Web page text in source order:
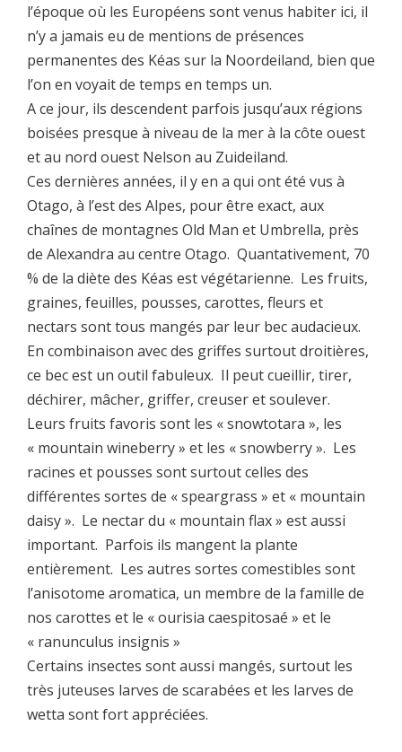
l’époque où les Européens sont venus habiter ici, il
n’y a jamais eu de mentions de présences
permanentes des Kéas sur la Noordeiland, bien que
l’on en voyait de temps en temps un.
A ce jour, ils descendent parfois jusqu’aux régions
boisées presque à niveau de la mer à la côte ouest
et au nord ouest Nelson au Zuideiland.
Ces dernières années, il y en a qui ont été vus à
Otago, à l’est des Alpes, pour être exact, aux
chaînes de montagnes Old Man et Umbrella, près
de Alexandra au centre Otago. Quantativement, 70
% de la diète des Kéas est végétarienne. Les fruits,
graines, feuilles, pousses, carottes, fleurs et
nectars sont tous mangés par leur bec audacieux.
En combinaison avec des griffes surtout droitières,
ce bec est un outil fabuleux. Il peut cueillir, tirer,
déchirer, mâcher, griffer, creuser et soulever.
Leurs fruits favoris sont les « snowtotara », les
« mountain wineberry » et les « snowberry ». Les
racines et pousses sont surtout celles des
différentes sortes de « speargrass » et « mountain
daisy ». Le nectar du « mountain flax » est aussi
important. Parfois ils mangent la plante
entièrement. Les autres sortes comestibles sont
l’anisotome aromatica, un membre de la famille de
nos carottes et le « ourisia caespitosaé » et le
« ranunculus insignis »
Certains insectes sont aussi mangés, surtout les
très juteuses larves de scarabées et les larves de
wetta sont fort appréciées.